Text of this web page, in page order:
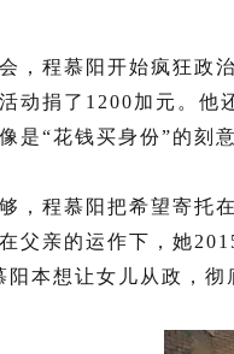
，程慕阳开始疯狂政
动捐了1200加元。他
是“花钱买身份”的刻
，程慕阳把希望寄托
父亲的运作下，她
阳本想让女儿从政，